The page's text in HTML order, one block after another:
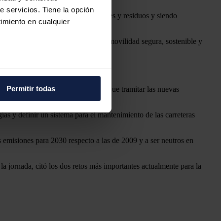
servicios. Tiene la opción
en cualquier
nuestros partners de
les haya proporcionado o
Permitir todas
para reducir emisiones y residuos y siendo
una estrategia de movilidad segura, sostenible y
importante en el que hay que tramitar las nuevas
y definir un sistema para el mantenimiento de las carreteras
para 2030 respecto a las de 2009 y a ser neutros en
jornada, citó los dos retos más importantes actualmente para la